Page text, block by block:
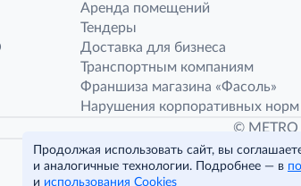
Аренда помещений
Тендеры
Доставка для бизнеса
Транспортным компаниям
Франшиза магазина «Фасоль»
Нарушения корпоративных норм
© METRO
Продолжая использовать сайт, вы
и аналогичные технологии. Подробнее — в
и использования Cookies